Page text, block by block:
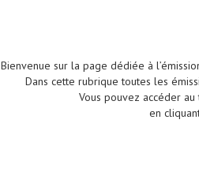
Bienvenue sur la page dédiée à
Dans cette rubrique toutes les
Vous pouvez accéder
en